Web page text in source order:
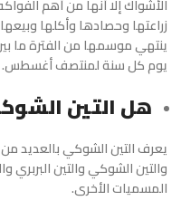
الأشواك إلا أنها من أهم
زراعتها وحصادها وأكلها
يوم كل سنة لمنتصف أغسطس.
هل التين
يعرف التين الشوكي بالعديد من
والتين الشوكي والتين البربري
المسميات الأخرى.